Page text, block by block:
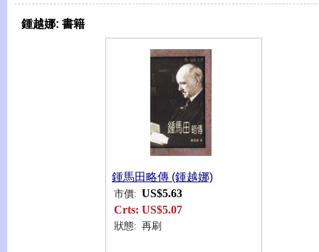
鍾越娜: 書籍
鍾馬田略傳 (鍾越娜)
市價: US$5.63
Crts: US$5.07
狀態: 再刷